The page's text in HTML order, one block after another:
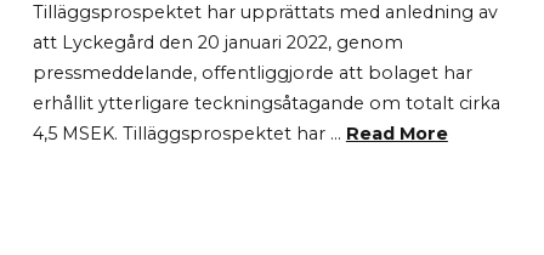
Tilläggsprospektet har upprättats med anledning av
att Lyckegård den 20 januari 2022, genom
pressmeddelande, offentliggjorde att bolaget har
erhållit ytterligare teckningsåtagande om totalt cirka
4,5 MSEK. Tilläggsprospektet har … Read More